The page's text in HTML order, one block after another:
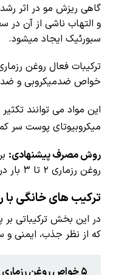
گاهی ریزش مو در اثر
و التهاب ناشی از آن
سبورئیک ایجاد میشود.
ترکیبات فعال روغن
خواص ضدمیکروبی و
این مواد می توانند
میکروبیوتای پوست سر
روش مصرف پیشنهادی:
روغن رزماری ۲ تا ۳ بار در هفته بعد از حمام مناسب است.
ترکیب های خانگی با
در این بخش ترکیباتی بر
که از نظر جذب، ایمنی و